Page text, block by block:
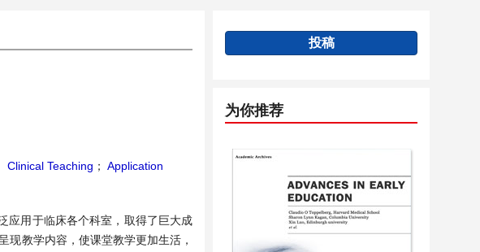
Clinical Teaching ； Application
应用于临床各个科室，取得了巨大成
教学内容，使课堂教学更加生活，
投稿
为你推荐